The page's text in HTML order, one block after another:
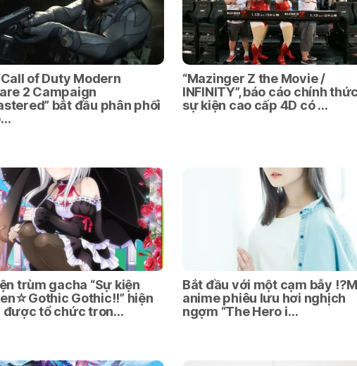
of Duty Modern
2 Campaign
bắt đầu phân phối
“Mazinger Z the Movie /
INFINITY”, báo cáo chính
sự kiện cao cấp 4D có …
trùm gacha “Sự kiện
Gothic!!” hiện
được tổ chức tron…
Bắt đầu với một cạm bẫy
anime phiêu lưu hơi nghịch
ngợm “The Hero i…